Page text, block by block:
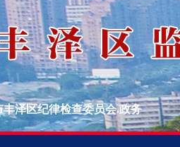
泽区纪律检查委员会.政务